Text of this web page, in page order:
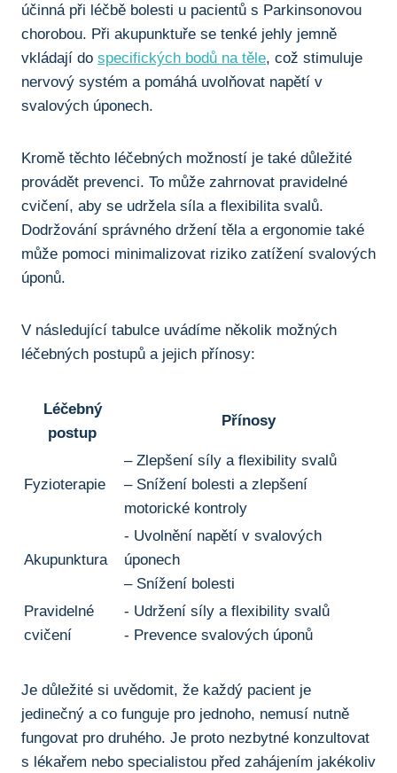
účinná při léčbě ​bolesti u pacientů s Parkinsonovou
chorobou. Při akupunktuře se tenké jehly jemně
vkládají do specifických bodů na těle, ‍což stimuluje
nervový systém a pomáhá⁤ uvolňovat napětí v⁢
svalových úponech.
Kromě těchto ‌léčebných možností je ‍také důležité
provádět prevenci. To⁢ může zahrnovat pravidelné
cvičení, aby se udržela síla a flexibilita svalů.⁤
Dodržování ‌správného držení těla a ergonomie také
může ​pomoci minimalizovat⁤ riziko zatížení⁤ svalových
úponů.
V následující tabulce uvádíme několik ⁤možných
⁣léčebných postupů ‌a jejich přínosy:
Léčebný
postup
Přínosy
Fyzioterapie
– ‌Zlepšení síly ‌a⁢ flexibility‍ svalů
– Snížení bolesti a zlepšení
motorické kontroly
Akupunktura
-⁤ Uvolnění napětí v svalových⁣
úponech
– Snížení bolesti
Pravidelné
cvičení
-⁤ Udržení síly a flexibility svalů
-‌ Prevence svalových úponů
Je důležité ​si uvědomit, ⁤že každý⁢ pacient je
jedinečný a‍ co funguje pro jednoho, nemusí nutně
fungovat pro ​druhého. Je proto nezbytné konzultovat
s lékařem nebo ⁤specialistou před zahájením jakékoliv